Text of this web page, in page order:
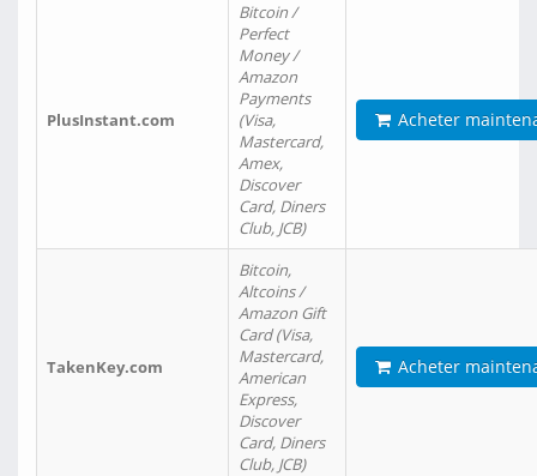
PlusInstant.com
Bitcoin /
Perfect
Money /
Amazon
Payments
(Visa,
Mastercard,
Amex,
Discover
Card, Diners
Club, JCB)
Acheter
TakenKey.com
Bitcoin,
Altcoins /
Amazon Gift
Card (Visa,
Mastercard,
American
Express,
Discover
Card, Diners
Club, JCB)
Acheter